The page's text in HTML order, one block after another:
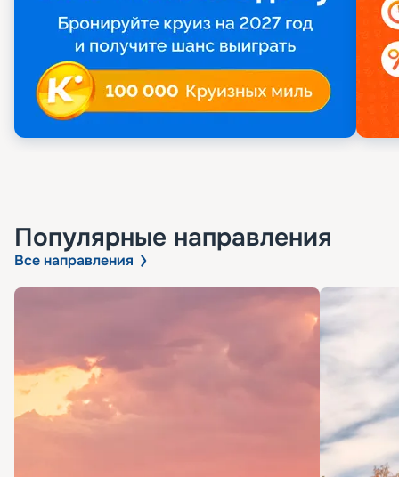
Популярные направления
Все направления